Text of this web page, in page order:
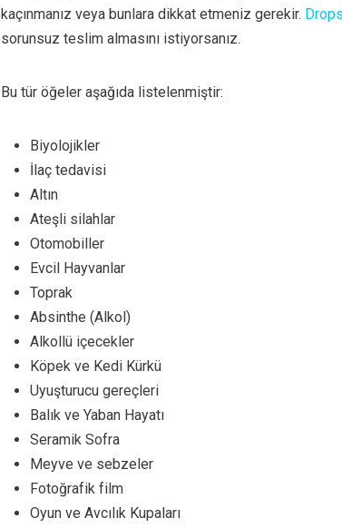
kaçınmanız veya bunlara dikkat etmeniz gerekir.
sorunsuz teslim almasını istiyorsanız.
Bu tür öğeler aşağıda listelenmiştir:
Biyolojikler
İlaç tedavisi
Altın
Ateşli silahlar
Otomobiller
Evcil Hayvanlar
Toprak
Absinthe (Alkol)
Alkollü içecekler
Köpek ve Kedi Kürkü
Uyuşturucu gereçleri
Balık ve Yaban Hayatı
Seramik Sofra
Meyve ve sebzeler
Fotoğrafik film
Oyun ve Avcılık Kupaları